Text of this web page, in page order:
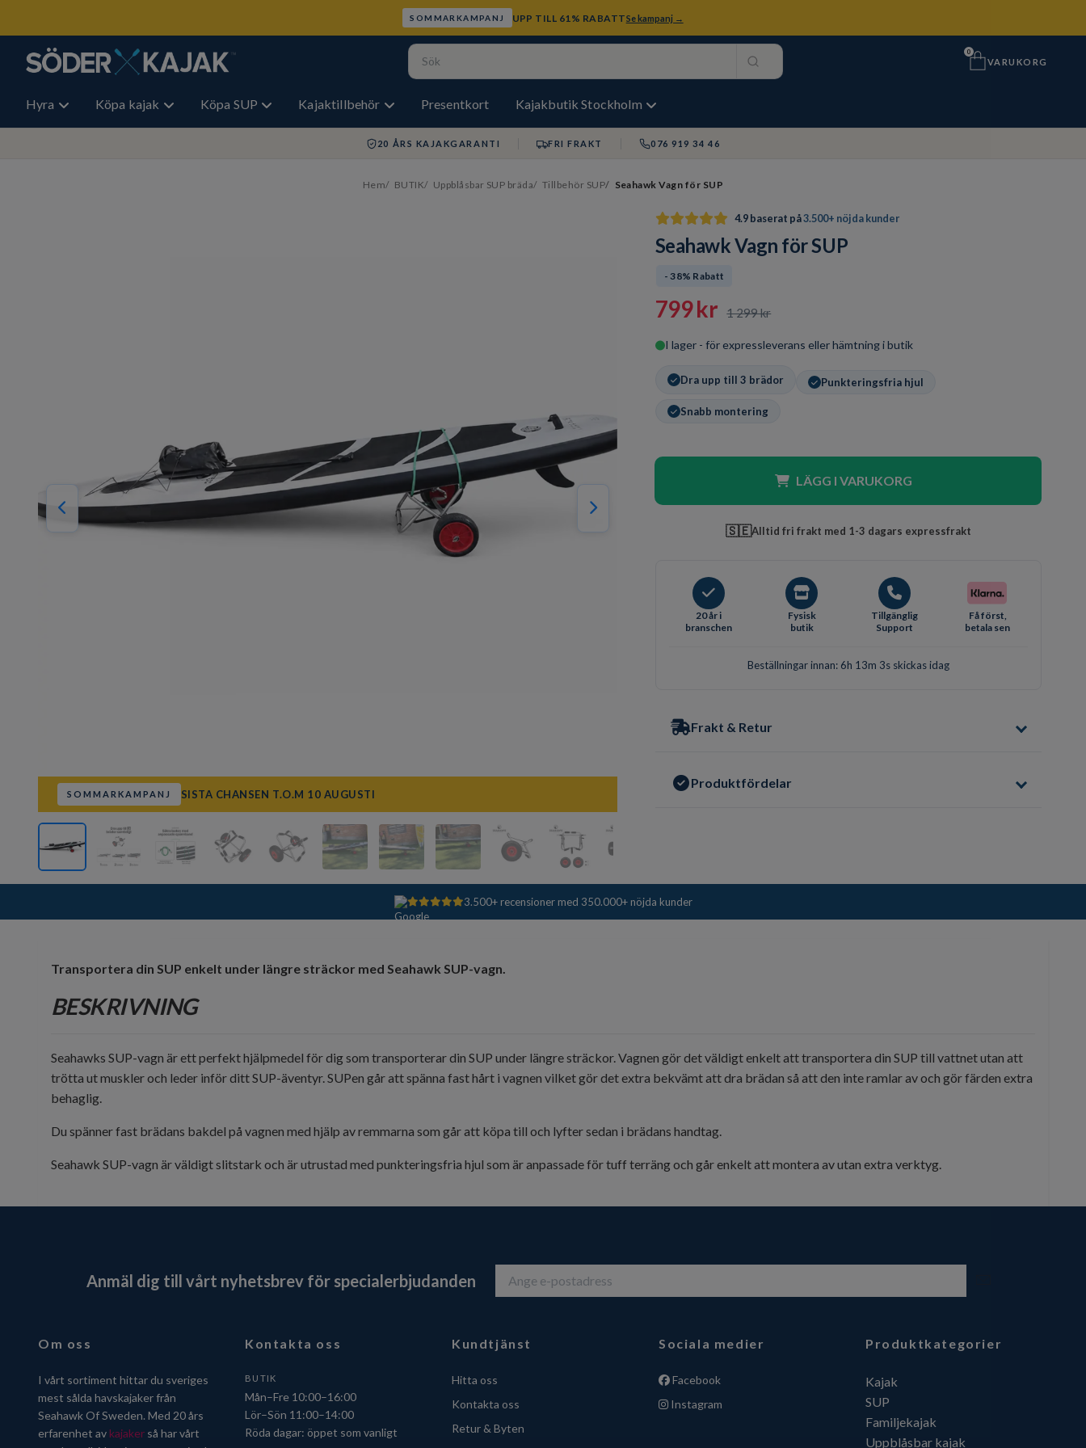
SOMMARKAMPANJ UPP TILL 61% RABATTSe kampanj →
0
VARUKORG
Hyra Köpa kajak Köpa SUP Kajaktillbehör Presentkort Kajakbutik Stockholm
20 ÅRS KAJAKGARANTI FRI FRAKT 076 919 34 46
Hem BUTIK Uppblåsbar SUP bräda Tillbehör SUP Seahawk Vagn för SUP
SOMMARKAMPANJ SISTA CHANSEN T.O.M 10 AUGUSTI
4.9 baserat på3.500+ nöjda kunder
Seahawk Vagn för SUP
- 38% Rabatt
799 kr 1 299 kr
I lager - för expressleverans eller hämtning i butik
Dra upp till 3 brädor Punkteringsfria hjul
Snabb montering
LÄGG I VARUKORG
🇸🇪Alltid fri frakt med 1-3 dagars expressfrakt
20 år i
branschen
Fysisk
butik
Tillgänglig
Support
Få först,
betala sen
Beställningar innan: 6h 13m 3s skickas idag
Frakt & Retur
Produktfördelar
3.500+ recensioner med 350.000+ nöjda kunder
Transportera din SUP enkelt under längre sträckor med Seahawk SUP-vagn.
BESKRIVNING
Seahawks SUP-vagn är ett perfekt hjälpmedel för dig som transporterar din SUP under längre sträckor. Vagnen gör det väldigt enkelt att transportera din SUP till vattnet utan att
trötta ut muskler och leder inför ditt SUP-äventyr. SUPen går att spänna fast hårt i vagnen vilket gör det extra bekvämt att dra brädan så att den inte ramlar av och gör färden extra
behaglig.
Du spänner fast brädans bakdel på vagnen med hjälp av remmarna som går att köpa till och lyfter sedan i brädans handtag.
Seahawk SUP-vagn är väldigt slitstark och är utrustad med punkteringsfria hjul som är anpassade för tuff terräng och går enkelt att montera av utan extra verktyg.
Anmäl dig till vårt nyhetsbrev för specialerbjudanden
Om oss
I vårt sortiment hittar du sveriges
mest sålda havskajaker från
Seahawk Of Sweden. Med 20 års
erfarenhet av kajaker så har vårt
Kontakta oss
BUTIK
Mån–Fre 10:00–16:00
Lör–Sön 11:00–14:00
Röda dagar: öppet som vanligt
Kundtjänst
Hitta oss
Kontakta oss
Retur & Byten
Sociala medier
Facebook
Instagram
Produktkategorier
Kajak
SUP
Familjekajak
Uppblåsbar kajak